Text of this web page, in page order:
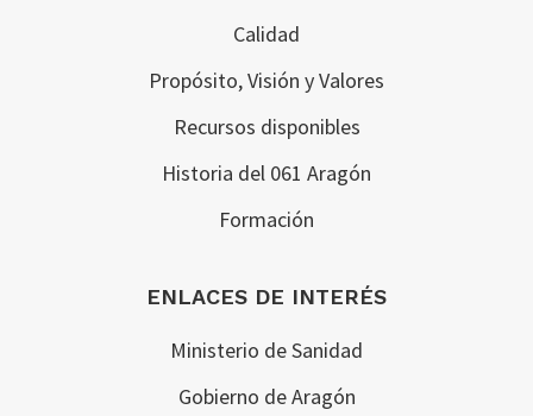
Calidad
Propósito, Visión y Valores
Recursos disponibles
Historia del 061 Aragón
Formación
ENLACES DE INTERÉS
Ministerio de Sanidad
Gobierno de Aragón